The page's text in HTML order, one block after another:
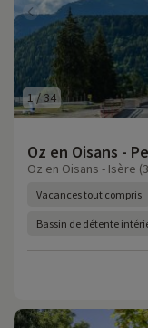
1/34
Oz en Oisans -
Oz en Oisans - Isère
Vacances tout compris
Bassin de détente